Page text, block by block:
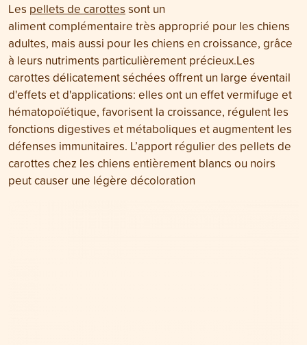
Les pellets de carottes sont un
aliment complémentaire très approprié pour les chiens
adultes, mais aussi pour les chiens en croissance, grâce
à leurs nutriments particulièrement précieux.Les
carottes délicatement séchées offrent un large éventail
d'effets et d'applications: elles ont un effet vermifuge et
hématopoïétique, favorisent la croissance, régulent les
fonctions digestives et métaboliques et augmentent les
défenses immunitaires. L’apport régulier des pellets de
carottes chez les chiens entièrement blancs ou noirs
peut causer une légère décoloration